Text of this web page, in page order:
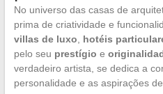
No universo das casas de
prima de criatividade e
villas de luxo
hotéis
pelo seu prestígio e
verdadeiro artista, se dedica a
personalidade e as aspirações